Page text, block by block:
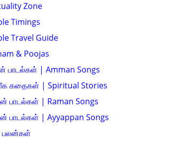
Zone
Timings
Travel Guide
& Poojas
பாடல்கள் | Amman Songs
கதைகள் | Spiritual Stories
பாடல்கள் | Raman Songs
பாடல்கள் | Ayyappan Songs
பலன்கள்